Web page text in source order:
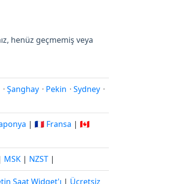
henüz geçmemiş veya
· Şanghay · Pekin · Sydney ·
| 🇫🇷 Fransa | 🇨🇦
MSK | NZST |
Saat Widget'ı | Ücretsiz